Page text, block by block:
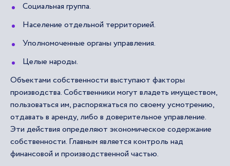
Социальная группа.
Население отдельной территорией.
Уполномоченные органы управления.
Целые народы.
Объектами собственности выступают факторы
производства. Собственники могут владеть имуществом,
пользоваться им, распоряжаться по своему усмотрению,
отдавать в аренду, либо в доверительное управление.
Эти действия определяют экономическое содержание
собственности. Главным является контроль над
финансовой и производственной частью.